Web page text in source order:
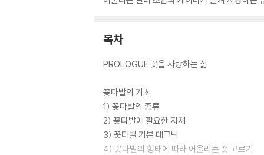
목차
PROLOGUE 꽃을 사랑하는 삶
꽃다발의 기초
1) 꽃다발의 종류
2) 꽃다발에 필요한 자재
3) 꽃다발 기본 테크닉
4) 꽃다발의 형태에 따라 어울리는 꽃 고르기